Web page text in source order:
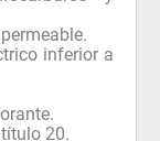
inferior a
20.